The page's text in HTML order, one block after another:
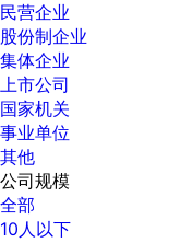
民营企业
股份制企业
集体企业
上市公司
国家机关
事业单位
其他
公司规模
全部
10人以下